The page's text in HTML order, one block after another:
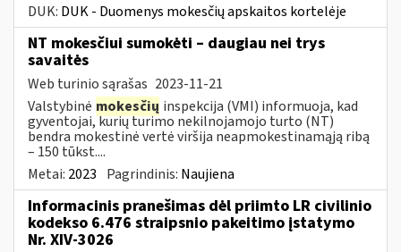
DUK: DUK - Duomenys mokesčių apskaitos kortelėje
NT mokesčiui sumokėti – daugiau nei trys
savaitės
Web turinio sąrašas 2023-11-21
Valstybinė mokesčių inspekcija (VMI) informuoja, kad
gyventojai, kurių turimo nekilnojamojo turto (NT)
bendra mokestinė vertė viršija neapmokestinamąją ribą
– 150 tūkst....
Metai: 2023 Pagrindinis: Naujiena
Informacinis pranešimas dėl priimto LR civilinio
kodekso 6.476 straipsnio pakeitimo įstatymo
Nr. XIV-3026